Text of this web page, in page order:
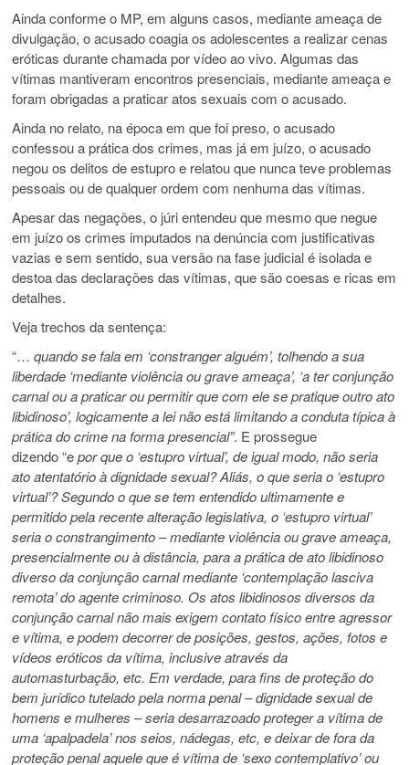
Ainda conforme o MP, em alguns casos, mediante ameaça de
divulgação, o acusado coagia os adolescentes a realizar cenas
eróticas durante chamada por vídeo ao vivo. Algumas das
vítimas mantiveram encontros presenciais, mediante ameaça e
foram obrigadas a praticar atos sexuais com o acusado.
Ainda no relato, na época em que foi preso, o acusado
confessou a prática dos crimes, mas já em juízo, o acusado
negou os delitos de estupro e relatou que nunca teve problemas
pessoais ou de qualquer ordem com nenhuma das vítimas.
Apesar das negações, o júri entendeu que mesmo que negue
em juízo os crimes imputados na denúncia com justificativas
vazias e sem sentido, sua versão na fase judicial é isolada e
destoa das declarações das vítimas, que são coesas e ricas em
detalhes.
Veja trechos da sentença:
“…quando se fala em ‘constranger alguém’, tolhendo a sua
liberdade ‘mediante violência ou grave ameaça’, ‘a ter conjunção
carnal ou a praticar ou permitir que com ele se pratique outro ato
libidinoso’, logicamente a lei não está limitando a conduta típica à
prática do crime na forma presencial”. E prossegue
dizendo “epor que o ‘estupro virtual’, de igual modo, não seria
ato atentatório à dignidade sexual? Aliás, o que seria o ‘estupro
virtual’? Segundo o que se tem entendido ultimamente e
permitido pela recente alteração legislativa, o ‘estupro virtual’
seria o constrangimento – mediante violência ou grave ameaça,
presencialmente ou à distância, para a prática de ato libidinoso
diverso da conjunção carnal mediante ‘contemplação lasciva
remota’ do agente criminoso. Os atos libidinosos diversos da
conjunção carnal não mais exigem contato físico entre agressor
e vítima, e podem decorrer de posições, gestos, ações, fotos e
vídeos eróticos da vítima, inclusive através da
automasturbação, etc. Em verdade, para fins de proteção do
bem jurídico tutelado pela norma penal – dignidade sexual de
homens e mulheres – seria desarrazoado proteger a vítima de
uma ‘apalpadela’ nos seios, nádegas, etc, e deixar de fora da
proteção penal aquele que é vítima de ‘sexo contemplativo’ ou